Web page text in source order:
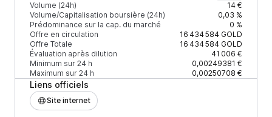
Volume (24h)
14 €
Volume/Capitalisation boursière (24h)
0,03 %
Prédominance sur la cap. du marché
0 %
Offre en circulation
16 434 584GOLD
Offre Totale
16 434 584GOLD
Évaluation après dilution
41 006 €
Minimum sur 24 h
0,00249381 €
Maximum sur 24 h
0,00250708 €
Liens officiels
Site internet